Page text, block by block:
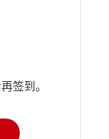
签到。